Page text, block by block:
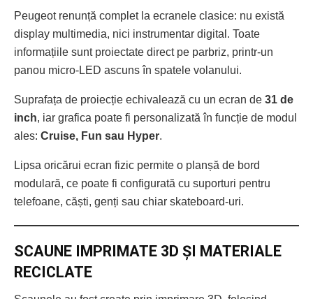
Peugeot renunță complet la ecranele clasice: nu există
display multimedia, nici instrumentar digital. Toate
informațiile sunt proiectate direct pe parbriz, printr-un
panou micro-LED ascuns în spatele volanului.
Suprafața de proiecție echivalează cu un ecran de 31 de
inch, iar grafica poate fi personalizată în funcție de modul
ales: Cruise, Fun sau Hyper.
Lipsa oricărui ecran fizic permite o planșă de bord
modulară, ce poate fi configurată cu suporturi pentru
telefoane, căști, genți sau chiar skateboard-uri.
SCAUNE IMPRIMATE 3D ȘI MATERIALE
RECICLATE